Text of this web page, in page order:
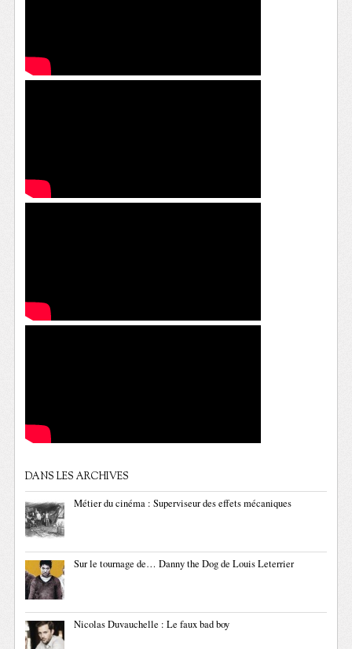
DANS LES ARCHIVES
Métier du cinéma : Superviseur des effets mécaniques
Sur le tournage de… Danny the Dog de Louis Leterrier
Nicolas Duvauchelle : Le faux bad boy